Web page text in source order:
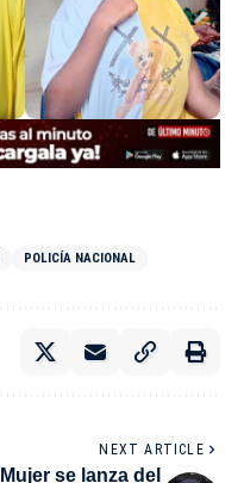
POLICÍA NACIONAL
NEXT ARTICLE
Mujer se lanza del